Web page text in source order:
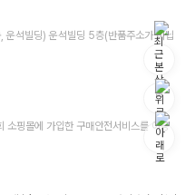
석빌딩) 운석빌딩 5층(반품주소가 아닙
소핑몰에 가입한 구매안전서비스를 이용